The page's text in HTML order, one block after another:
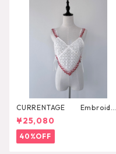
CURRENTAGE Embroider
y Layared Blouse
¥25,080
40%OFF